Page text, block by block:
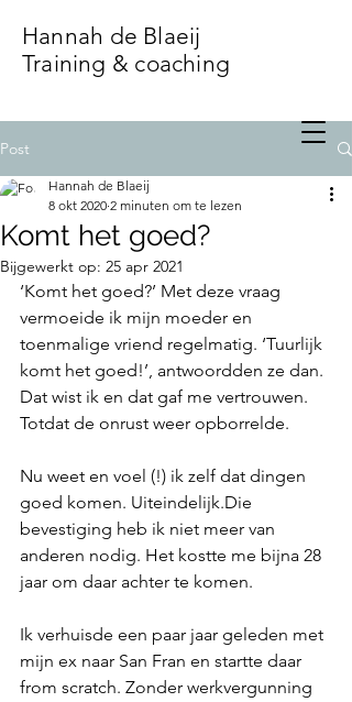
Hannah de Blaeij
Training & coaching
Post
Komt het goed?
Hannah de Blaeij
8 okt 2020 2 minuten om te lezen
Bijgewerkt op: 25 apr 2021
‘Komt het goed?’ Met deze vraag
vermoeide ik mijn moeder en
toenmalige vriend regelmatig. ‘Tuurlijk
komt het goed!’, antwoordden ze dan.
Dat wist ik en dat gaf me vertrouwen.
Totdat de onrust weer opborrelde.
Nu weet en voel (!) ik zelf dat dingen
goed komen. Uiteindelijk.Die
bevestiging heb ik niet meer van
anderen nodig. Het kostte me bijna 28
jaar om daar achter te komen.
Ik verhuisde een paar jaar geleden met
mijn ex naar San Fran en startte daar
from scratch. Zonder werkvergunning